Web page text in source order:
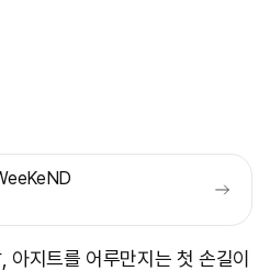
지트를 어루만지는 첫 손길이